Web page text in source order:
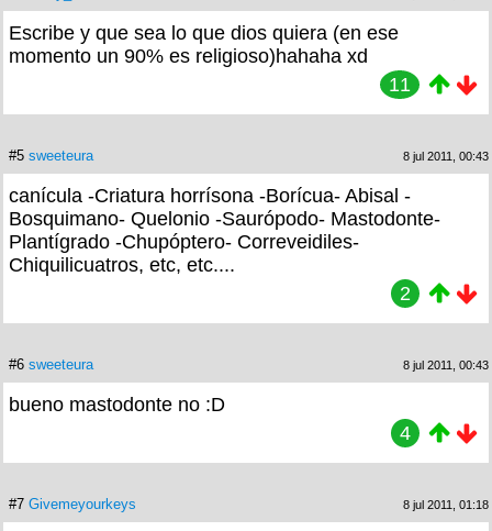
Escribe y que sea lo que dios quiera (en ese
momento un 90% es religioso)hahaha xd
11
#5 sweeteura 8 jul 2011, 00:43
canícula -Criatura horrísona -Borícua- Abisal -
Bosquimano- Quelonio -Saurópodo- Mastodonte-
Plantígrado -Chupóptero- Correveidiles-
Chiquilicuatros, etc, etc....
2
#6 sweeteura 8 jul 2011, 00:43
bueno mastodonte no :D
4
#7 Givemeyourkeys 8 jul 2011, 01:18